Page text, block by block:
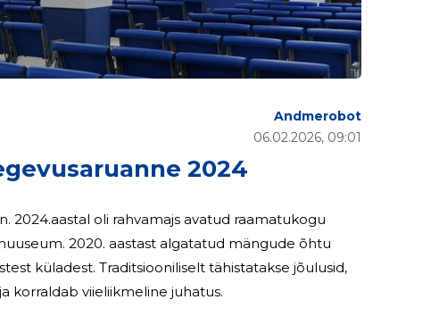
2024
06.02.2026, 09:01
Andmerobot
oli rahvamajs avatud raamatukogu
2020. aastast algatatud mängude õhtu
küladest. Traditsiooniliselt tähistatakse jõulusid,
MTÜ-d juhib ja korraldab viieliikmeline juhatus.